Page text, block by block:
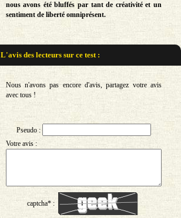
nous avons été bluffés par tant de créativité et un
sentiment de liberté omniprésent.
L'avis des lecteurs surce test :
Nous n'avons pas encore d'avis, partagez votre avis
avec tous !
Pseudo :
Votre avis :
captcha* :